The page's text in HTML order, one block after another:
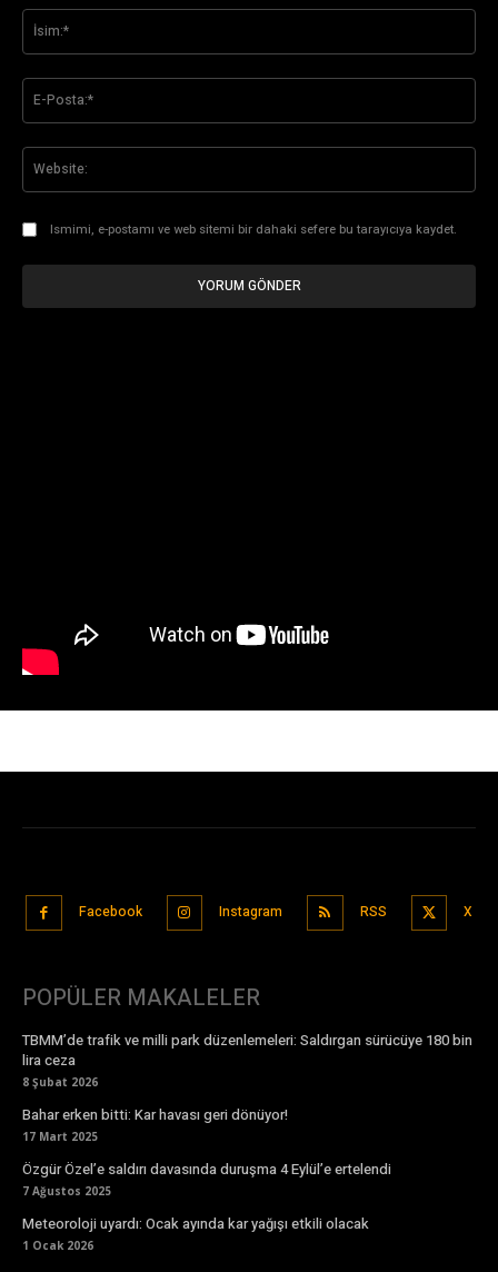
Facebook Instagram RSS X
POPÜLER MAKALELER
TBMM’de trafik ve milli park düzenlemeleri: Saldırgan sürücüye 180 bin
lira ceza
8 Şubat 2026
Bahar erken bitti: Kar havası geri dönüyor!
17 Mart 2025
Özgür Özel’e saldırı davasında duruşma 4 Eylül’e ertelendi
7 Ağustos 2025
Meteoroloji uyardı: Ocak ayında kar yağışı etkili olacak
1 Ocak 2026